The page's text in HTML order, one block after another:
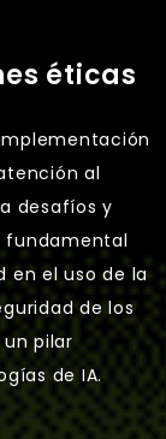
éticas
al
desafíos y
fundamental
en el uso de la
de los
pilar
de IA.